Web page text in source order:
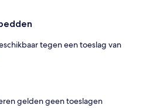
tegen een toeslag van
gelden geen toeslagen